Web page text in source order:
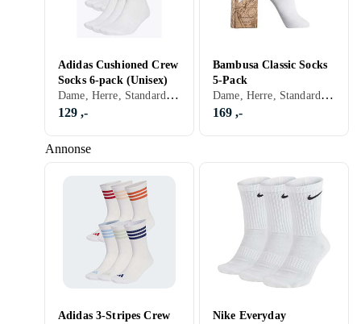
Annonse
Adidas Cushioned Crew
Socks 6-pack (Unisex)
Dame, Herre, Standard, Sort, Hvit, Grå, Brun, Blå, Rød, Grønn, Beige, Rosa, Lilla
129 ,-
Bambusa Classic Socks
5-Pack
Dame, Herre, Standard, Sort, Hvit
169 ,-
Adidas 3-Stripes Crew
Nike Everyday